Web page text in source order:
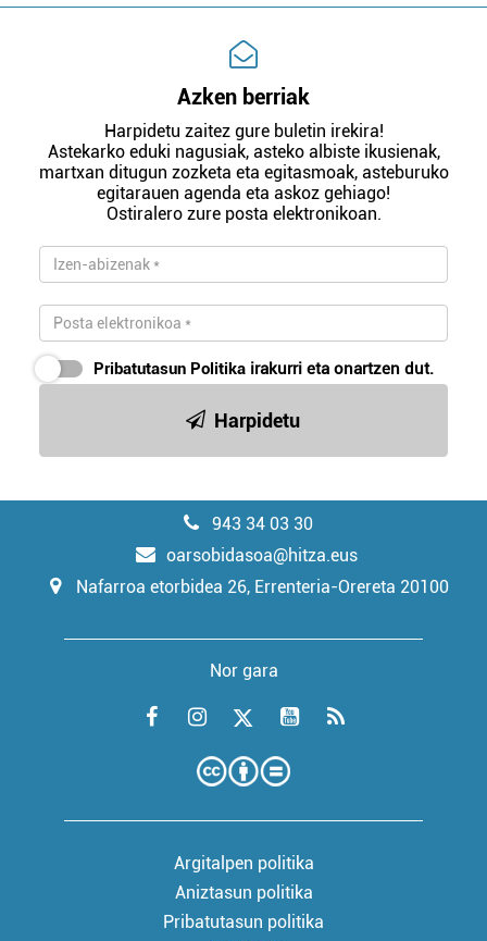
Azken berriak
Harpidetu zaitez gure buletin irekira!
Astekarko eduki nagusiak, asteko albiste ikusienak,
martxan ditugun zozketa eta egitasmoak, asteburuko
egitarauen agenda eta askoz gehiago!
Ostiralero zure posta elektronikoan.
Pribatutasun Politika irakurri eta onartzen dut.
Harpidetu
943 34 03 30
oarsobidasoa@hitza.eus
Nafarroa etorbidea 26, Errenteria-Orereta 20100
Nor gara
Argitalpen politika
Aniztasun politika
Pribatutasun politika